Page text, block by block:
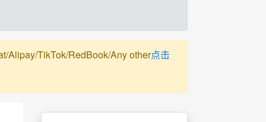
Alipay/TikTok/RedBook/Any other点击